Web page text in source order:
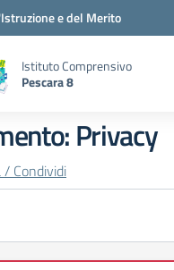
e del Merito
Istituto Comprensivo
Pescara 8
Privacy
Condividi